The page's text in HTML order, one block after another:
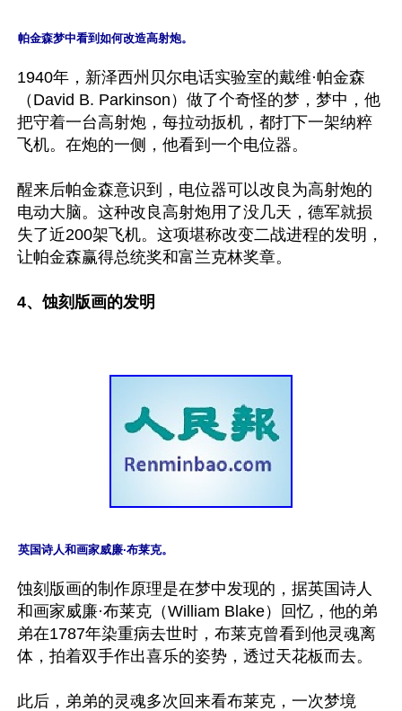
帕金森梦中看到如何改造高射炮。
1940年，新泽西州贝尔电话实验室的戴维·帕金森
（David B. Parkinson）做了个奇怪的梦，梦中，他
把守着一台高射炮，每拉动扳机，都打下一架纳粹
飞机。在炮的一侧，他看到一个电位器。
醒来后帕金森意识到，电位器可以改良为高射炮的
电动大脑。这种改良高射炮用了没几天，德军就损
失了近200架飞机。这项堪称改变二战进程的发明，
让帕金森赢得总统奖和富兰克林奖章。
4、蚀刻版画的发明
英国诗人和画家威廉·布莱克。
蚀刻版画的制作原理是在梦中发现的，据英国诗人
和画家威廉·布莱克（William Blake）回忆，他的弟
弟在1787年染重病去世时，布莱克曾看到他灵魂离
体，拍着双手作出喜乐的姿势，透过天花板而去。
此后，弟弟的灵魂多次回来看布莱克，一次梦境